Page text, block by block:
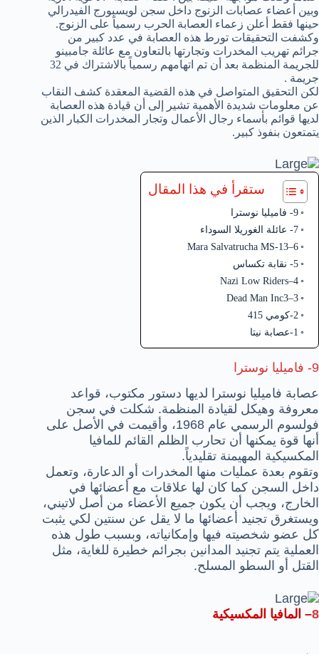
وبين أعضاء عصابات الزنوج داخل سجن لويسبورج الفيدرالي
حينها فقط أعلن زعماء العصابة الحرب رسمياً على الزنوج.
وكشفت التحقيقات تورط هذه العصابة في عدد كبير من
جرائم تهريب المخدرات وتجارتها بالتعاون مع عائلة جامبينو
للجريمة المنظمة بعد أن تم اتهامهم رسمياً بالاشتراك في 32
جريمة .
لكن التحقيق المتواصل في هذه القضية المعقدة كشف النقاب
عن معلومات شديدة الأهمية تشير إلى أن قيادة هذه العصابة
لديها قوائم بأسماء رجال الأعمال وتجار المخدرات الكبار الذين
يتمتعون بنفوذ كبير.
ستقرأ في هذا المقال
9- فاميليا نوسترا
7- عائلة الغوريلا السوداء
5- نقابة تكساس
2-كومي 415
1-عصابة نيتا
9- فاميليا نوسترا
عصابة فاميليا نوسترا لديها دستور مكتوب، قواعد
معروفة وهيكل لقيادة المنظمة. شكلت في سجن
فولسوم الرسمي عام 1968، وأقيمت في الأصل على
أنها قوة يمكنها أن تحارب الظلم القائم للمافيا
المكسيكية المهيمنة تقليدياً.
وتقوم بعدة عمليات منها المخدرات أو الدعارة، وتعمل
داخل السجن كما كان لها علاقات مع أعضائها في
الخارج، ويجب أن يكون جميع الأعضاء من أصل لاتيني،
ويستغرق تجنيد أعضائها ما لا يقل عن سنتين لكي يثبت
كل عضو شخصيته فيها وإمكانياته، وبسبب طول هذه
العملية يتم تجنيد المدانين بجرائم خطيرة للغاية، مثل
القتل أو السطو المسلح.
8
– المافيا المكسيكية